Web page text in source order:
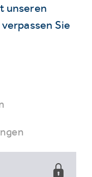
unseren
Sie